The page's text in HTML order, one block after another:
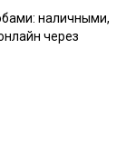
наличными,
через